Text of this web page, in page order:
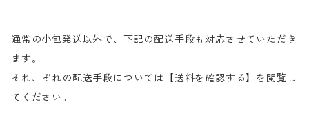
通常の小包発送以外で、下記の配送手段も対応させていただき
ます。
それ、ぞれの配送手段については【送料を確認する】を閲覧し
てください。